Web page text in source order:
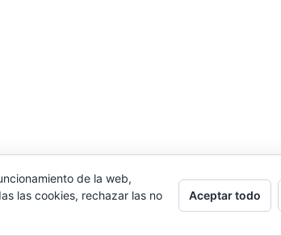
de la web,
las cookies, rechazar las no
Aceptar todo